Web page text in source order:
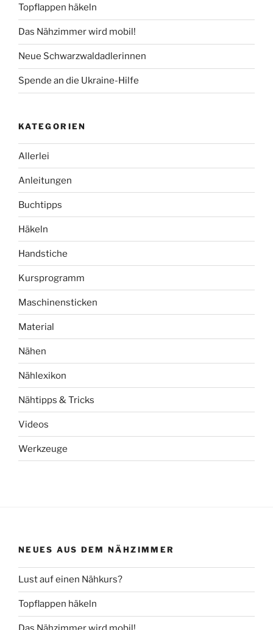
Topflappen häkeln
Das Nähzimmer wird mobil!
Neue Schwarzwaldadlerinnen
Spende an die Ukraine-Hilfe
KATEGORIEN
Allerlei
Anleitungen
Buchtipps
Häkeln
Handstiche
Kursprogramm
Maschinensticken
Material
Nähen
Nählexikon
Nähtipps & Tricks
Videos
Werkzeuge
NEUES AUS DEM NÄHZIMMER
Lust auf einen Nähkurs?
Topflappen häkeln